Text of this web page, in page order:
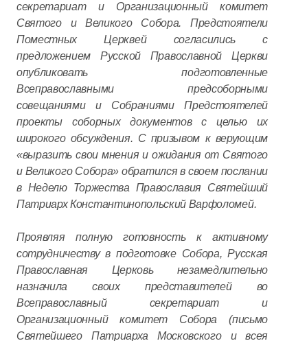
секретариат и Организационный комитет
Святого и Великого Собора. Предстоятели
Поместных Церквей согласились с
предложением Русской Православной Церкви
опубликовать подготовленные
Всеправославными предсоборными
совещаниями и Собраниями Предстоятелей
проекты соборных документов с целью их
широкого обсуждения. С призывом к верующим
«выразить свои мнения и ожидания от Святого
и Великого Собора» обратился в своем послании
в Неделю Торжества Православия Святейший
Патриарх Константинопольский Варфоломей.
Проявляя полную готовность к активному
сотрудничеству в подготовке Собора, Русская
Православная Церковь незамедлительно
назначила своих представителей во
Всеправославный секретариат и
Организационный комитет Собора (письмо
Святейшего Патриарха Московского и всея